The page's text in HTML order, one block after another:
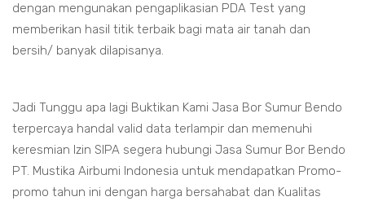
dengan mengunakan pengaplikasian PDA Test yang
memberikan hasil titik terbaik bagi mata air tanah dan
bersih/ banyak dilapisanya.
Jadi Tunggu apa lagi Buktikan Kami Jasa Bor Sumur Bendo
terpercaya handal valid data terlampir dan memenuhi
keresmian Izin SIPA segera hubungi Jasa Sumur Bor Bendo
PT. Mustika Airbumi Indonesia untuk mendapatkan Promo-
promo tahun ini dengan harga bersahabat dan Kualitas